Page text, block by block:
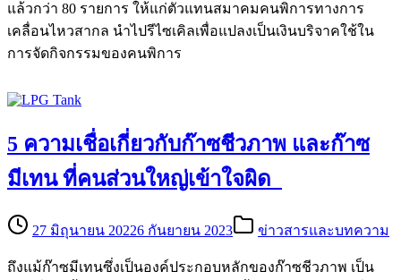
แล้วกว่า 80 รายการ ให้แก่ตัวแทนสมาคมคนพิการทางการ
เคลื่อนไหวสากล นำไปรีไซเคิลเพื่อแปลงเป็นเงินบริจาคใช้ใน
การจัดกิจกรรมของคนพิการ
5 ความเชื่อเกี่ยวกับก๊าซชีวภาพ และก๊าซ
มีเทน ที่คนส่วนใหญ่เข้าใจผิด
27 มิถุนายน 20226 กันยายน 2023 ข่าวสารและบทความ
ถึงแม้ก๊าซมีเทนซึ่งเป็นองค์ประกอบหลักของก๊าซชีวภาพ เป็น